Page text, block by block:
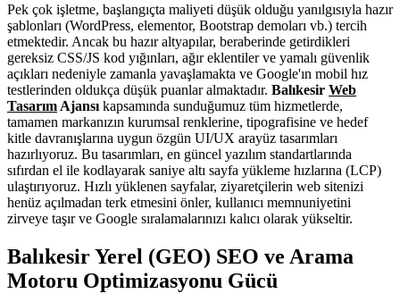
Pek çok işletme, başlangıçta maliyeti düşük olduğu yanılgısıyla hazır
şablonları (WordPress, elementor, Bootstrap demoları vb.) tercih
etmektedir. Ancak bu hazır altyapılar, beraberinde getirdikleri
gereksiz CSS/JS kod yığınları, ağır eklentiler ve yamalı güvenlik
açıkları nedeniyle zamanla yavaşlamakta ve Google'ın mobil hız
testlerinden oldukça düşük puanlar almaktadır. Balıkesir Web
Tasarım Ajansı kapsamında sunduğumuz tüm hizmetlerde,
tamamen markanızın kurumsal renklerine, tipografisine ve hedef
kitle davranışlarına uygun özgün UI/UX arayüz tasarımları
hazırlıyoruz. Bu tasarımları, en güncel yazılım standartlarında
sıfırdan el ile kodlayarak saniye altı sayfa yükleme hızlarına (LCP)
ulaştırıyoruz. Hızlı yüklenen sayfalar, ziyaretçilerin web sitenizi
henüz açılmadan terk etmesini önler, kullanıcı memnuniyetini
zirveye taşır ve Google sıralamalarınızı kalıcı olarak yükseltir.
Balıkesir Yerel (GEO) SEO ve Arama
Motoru Optimizasyonu Gücü